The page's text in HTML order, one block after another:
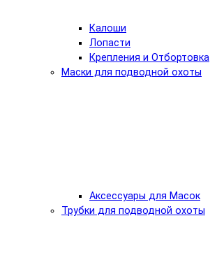
Калоши
Лопасти
Крепления и Отбортовка
Маски для подводной охоты
Аксессуары для Масок
Трубки для подводной охоты